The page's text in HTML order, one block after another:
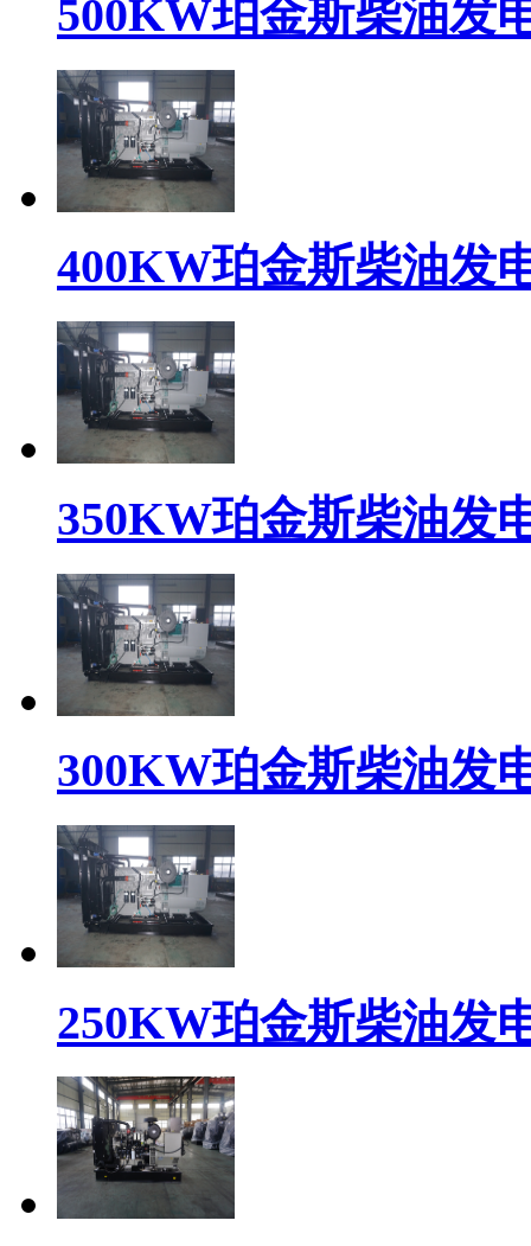
500KW珀金斯柴油发
400KW珀金斯柴油发
350KW珀金斯柴油发
300KW珀金斯柴油发
250KW珀金斯柴油发